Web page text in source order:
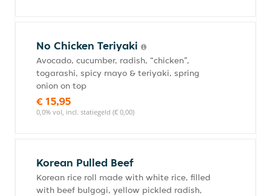
No Chicken Teriyaki
Avocado, cucumber, radish, “chicken”,
togarashi, spicy mayo & teriyaki, spring
onion on top
€ 15,95
0,0% vol, incl. statiegeld (€ 0,00)
Korean Pulled Beef
Korean rice roll made with white rice, filled
with beef bulgogi, yellow pickled radish,